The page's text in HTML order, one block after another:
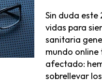
Sin duda
vidas para
sanitaria
mundo online
afectado:
sobrellevar